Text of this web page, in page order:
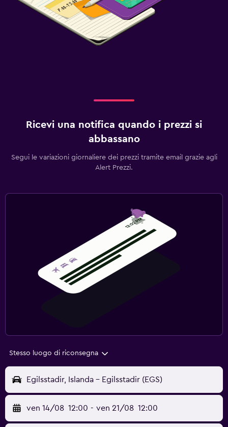
Ricevi una notifica quando i prezzi si
abbassano
Segui le variazioni giornaliere dei prezzi tramite email grazie agli
Alert Prezzi.
Stesso luogo di riconsegna
Egilsstadir, Islanda - Egilsstadir (EGS)
ven 14/08 12:00 - ven 21/08 12:00